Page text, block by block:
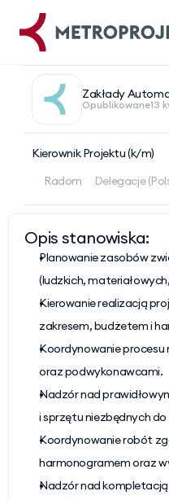
Zakłady
Opublikowane13
Kierownik Projektu (k/m)
Radom
Delegacje
Opis stanowiska:
Planowanie zasobów
(ludzkich,
Kierowanie realizacją
zakresem, budżetem i
Koordynowanie
oraz podwykonawcami.
Nadzór nad
i sprzętu niezbędnych
Koordynowanie robót
harmonogramem oraz
Nadzór nad